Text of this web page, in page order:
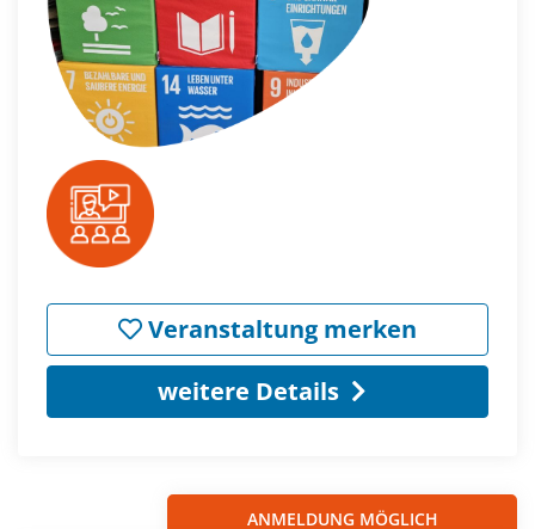
Veranstaltung merken
weitere Details
ANMELDUNG MÖGLICH